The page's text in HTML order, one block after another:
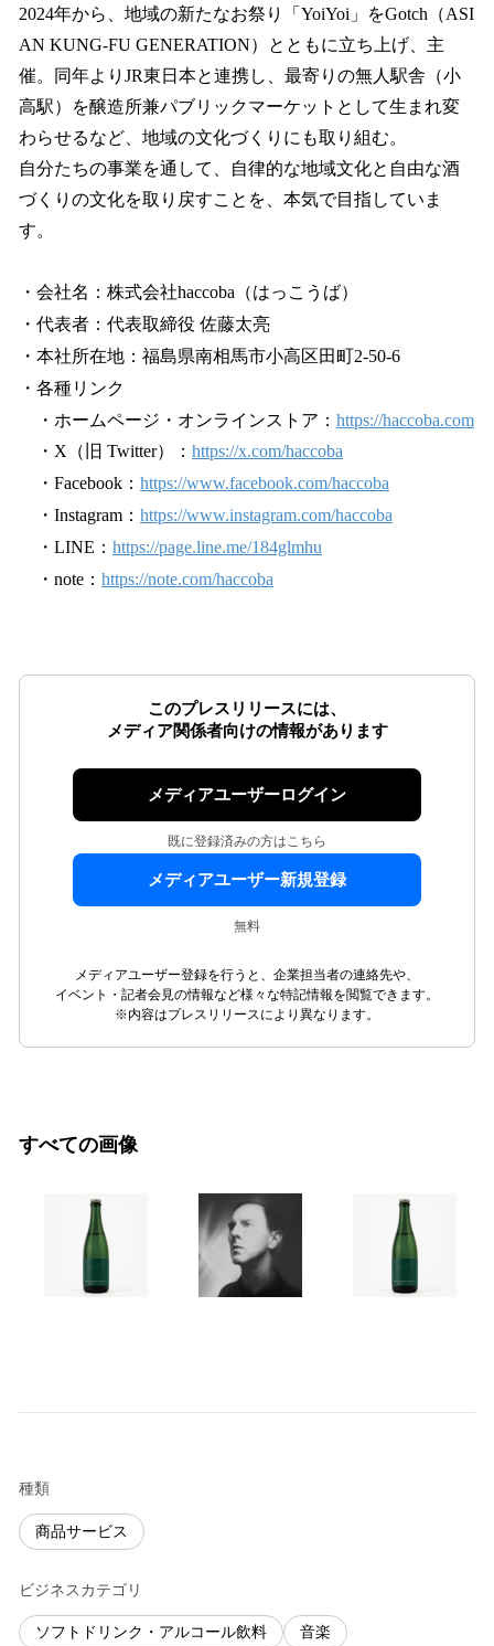
2024年から、地域の新たなお祭り「YoiYoi」をGotch（ASI
AN KUNG-FU GENERATION）とともに立ち上げ、主
催。同年よりJR東日本と連携し、最寄りの無人駅舎（小
高駅）を醸造所兼パブリックマーケットとして生まれ変
わらせるなど、地域の文化づくりにも取り組む。
自分たちの事業を通して、自律的な地域文化と自由な酒
づくりの文化を取り戻すことを、本気で目指していま
す。
・会社名：株式会社haccoba（はっこうば）
・代表者：代表取締役 佐藤太亮
・本社所在地：福島県南相馬市小高区田町2-50-6
・各種リンク
・ホームページ・オンラインストア： https://haccoba.com
・X（旧 Twitter）： https://x.com/haccoba
・Facebook： https://www.facebook.com/haccoba
・Instagram： https://www.instagram.com/haccoba
・LINE： https://page.line.me/184glmhu
・note： https://note.com/haccoba
このプレスリリースには、
メディア関係者向けの情報があります
メディアユーザーログイン
既に登録済みの方はこちら
メディアユーザー新規登録
無料
メディアユーザー登録を行うと、企業担当者の連絡先や、
イベント・記者会見の情報など様々な特記情報を閲覧できます。
※内容はプレスリリースにより異なります。
すべての画像
種類
商品サービス
ビジネスカテゴリ
ソフトドリンク・アルコール飲料 音楽